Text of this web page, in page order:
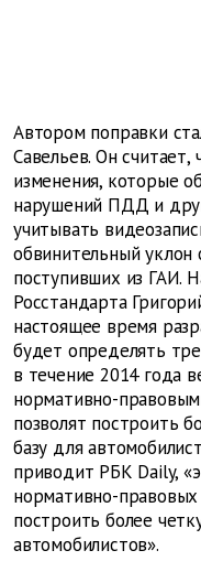
Автором поправки
Савельев. Он
изменения, которые
нарушений ПДД и
учитывать
обвинительный
поступивших из ГАИ.
Росстандарта
настоящее время
будет определять
в течение 2014 года
нормативно-
позволят построить
базу для
приводит РБК Daily,
нормативно-
построить более
автомобилистов».